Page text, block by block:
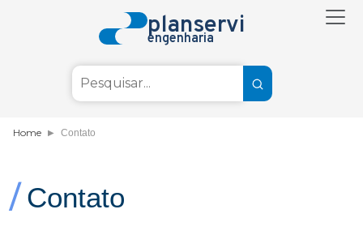
planservi
engenharia
Home Contato
/ Contato